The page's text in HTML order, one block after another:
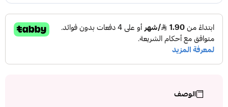
الوصف